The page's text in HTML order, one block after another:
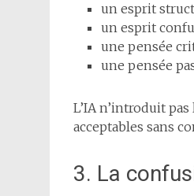
un esprit
un esprit
une pensée
une pensée
L’IA n’introduit
acceptables sans
3. La